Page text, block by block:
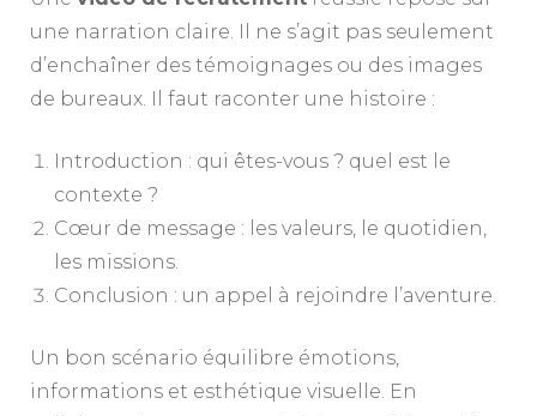
une narration claire. Il ne s’agit pas seulement
d’enchaîner des témoignages ou des images
de bureaux. Il faut raconter une histoire :
Introduction : qui êtes-vous ? quel est le
contexte ?
Cœur de message : les valeurs, le quotidien,
les missions.
Conclusion : un appel à rejoindre l’aventure.
Un bon scénario équilibre émotions,
informations et esthétique visuelle. En